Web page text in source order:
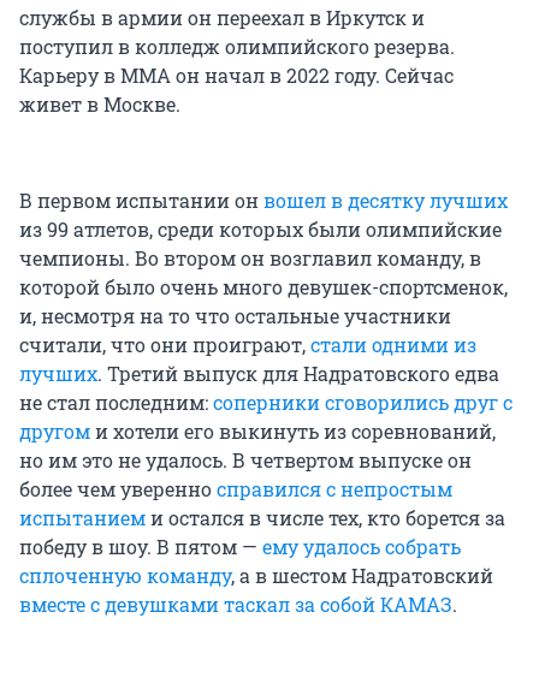
службы в армии он переехал в Иркутск и
поступил в колледж олимпийского резерва.
Карьеру в ММА он начал в 2022 году. Сейчас
живет в Москве.
В первом испытании онвошел в десятку лучших
из 99 атлетов, среди которых были олимпийские
чемпионы. Во втором он возглавил команду, в
которой было очень много девушек-спортсменок,
и, несмотря на то что остальные участники
считали, что они проиграют,стали одними из
лучших. Третий выпуск для Надратовского едва
не стал последним:соперники сговорились друг с
другоми хотели его выкинуть из соревнований,
но им это не удалось. В четвертом выпуске он
более чем уверенносправился с непростым
испытаниеми остался в числе тех, кто борется за
победу в шоу. В пятом — ему удалось собрать
сплоченную команду, а в шестом Надратовский
вместе с девушками таскал за собой КАМАЗ.